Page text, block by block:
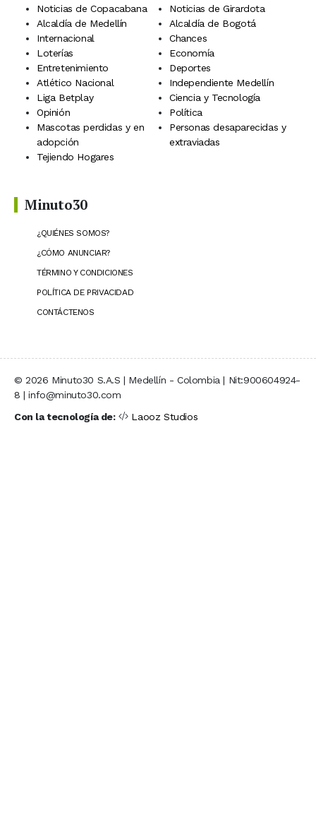
Noticias de Copacabana
Noticias de Girardota
Alcaldía de Medellín
Alcaldía de Bogotá
Internacional
Chances
Loterías
Economía
Entretenimiento
Deportes
Atlético Nacional
Independiente Medellín
Liga Betplay
Ciencia y Tecnología
Opinión
Política
Mascotas perdidas y en
adopción
Personas desaparecidas y
extraviadas
Tejiendo Hogares
Minuto30
¿QUIÉNES SOMOS?
¿CÓMO ANUNCIAR?
TÉRMINO Y CONDICIONES
POLÍTICA DE PRIVACIDAD
CONTÁCTENOS
© 2026 Minuto30 S.A.S | Medellín - Colombia | Nit:900604924-
8 | info@minuto30.com
Con la tecnología de:
Laooz Studios